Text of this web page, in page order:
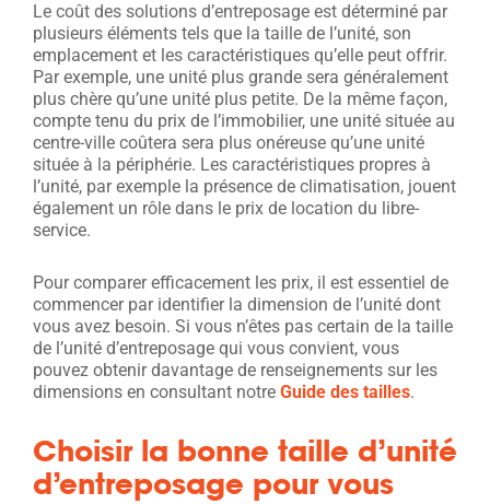
Le coût des solutions d’entreposage est déterminé par
plusieurs éléments tels que la taille de l’unité, son
emplacement et les caractéristiques qu’elle peut offrir.
Par exemple, une unité plus grande sera généralement
plus chère qu’une unité plus petite. De la même façon,
compte tenu du prix de l’immobilier, une unité située au
centre-ville coûtera sera plus onéreuse qu’une unité
située à la périphérie. Les caractéristiques propres à
l’unité, par exemple la présence de climatisation, jouent
également un rôle dans le prix de location du libre-
service.
Pour comparer efficacement les prix, il est essentiel de
commencer par identifier la dimension de l’unité dont
vous avez besoin. Si vous n’êtes pas certain de la taille
de l’unité d’entreposage qui vous convient, vous
pouvez obtenir davantage de renseignements sur les
dimensions en consultant notre Guide des tailles.
Choisir la bonne taille d’unité
d’entreposage pour vous